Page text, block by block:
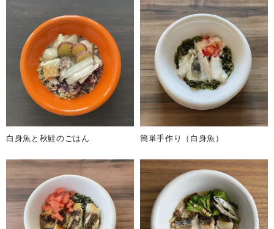
白身魚と秋鮭のごはん 簡単手作り（白身魚）